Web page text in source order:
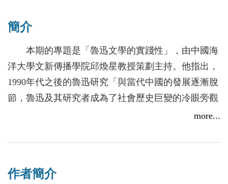
簡介
本期的專題是「魯迅文學的實踐性」，由中國海
洋大學文新傳播學院邱煥星教授策劃主持。他指出，
1990年代之後的魯迅研究「與當代中國的發展逐漸脫
節，魯迅及其研究者成為了社會歷史巨變的冷眼旁觀
者」，為了走出這種困境，應該讓魯迅研究「重回公
史和社會史的路徑，對於魯迅文學本身的討論較少，
論。
more...
作者簡介